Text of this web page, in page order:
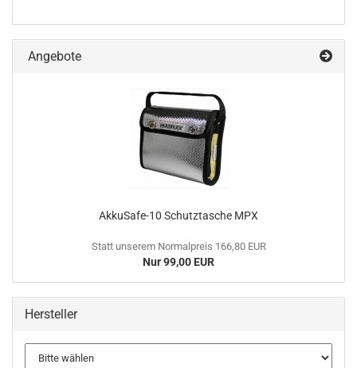
Angebote
AkkuSafe-10 Schutztasche MPX
Statt unserem Normalpreis 166,80 EUR
Nur 99,00 EUR
Hersteller